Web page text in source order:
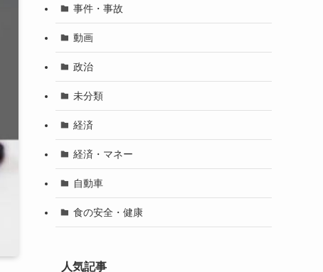
事件・事故
動画
政治
未分類
経済
経済・マネー
自動車
食の安全・健康
人気記事